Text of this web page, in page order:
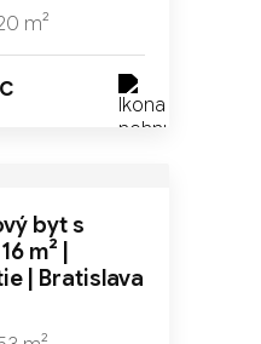
m²
byt s
m² |
| Bratislava